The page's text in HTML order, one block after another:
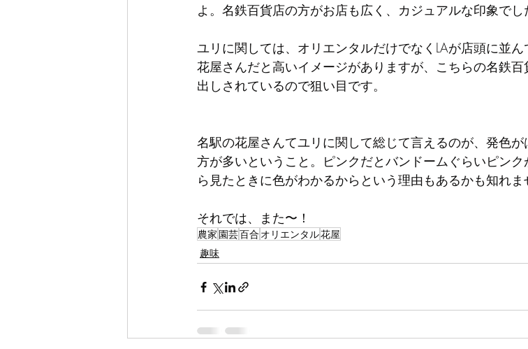
よ。名鉄百貨店の方がお店も広く、カジュアルな印象でし
ユリに関しては、オリエンタルだけでなくLAが店頭に並
花屋さんだと高いイメージがありますが、こちらの名鉄
出しされているので狙い目です。
名駅の花屋さんてユリに関して総じて言えるのが、発色
方が多いということ。ピンクだとバンドームぐらいピン
ら見たときに色がわかるからという理由もあるかも知れま
それでは、また〜！
農家 園芸百合 オリエンタル花屋
趣味